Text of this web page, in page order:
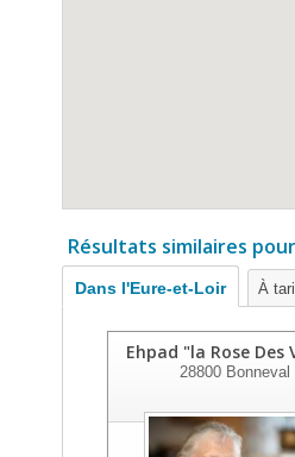
Résultats similaires
Dans l'Eure-et-Loir À
Ehpad "la Rose Des
28800 Bonneval